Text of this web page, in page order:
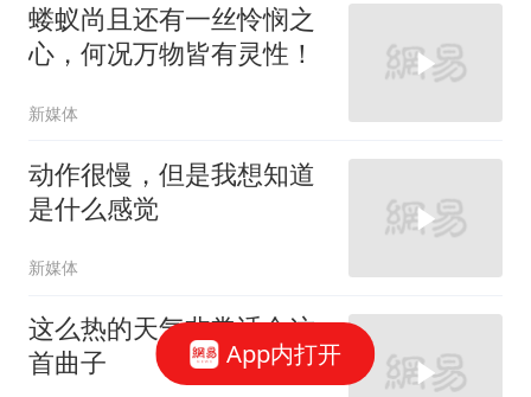
蝼蚁尚且还有一丝怜悯之
心，何况万物皆有灵性！
新媒体
动作很慢，但是我想知道
是什么感觉
新媒体
这么热的天气非常适合这
首曲子
App内打开